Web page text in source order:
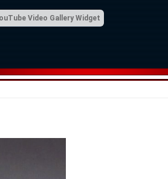
Video Gallery Widget